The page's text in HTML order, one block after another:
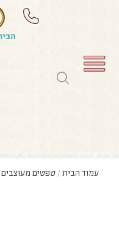
עמוד הבית/ טפטים מעוצבים